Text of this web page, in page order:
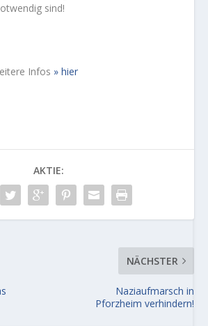
sind!
Infos hier
AKTIE:
NÄCHSTER
Naziaufmarsch in
Pforzheim verhindern!